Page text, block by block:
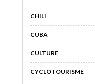
CHILI
CUBA
CULTURE
CYCLOTOURISME